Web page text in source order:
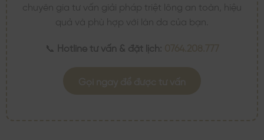
chuyên gia tư vấn giải pháp triệt lông an toàn, hiệu
quả và phù hợp với làn da của bạn.
📞 Hotline tư vấn & đặt lịch: